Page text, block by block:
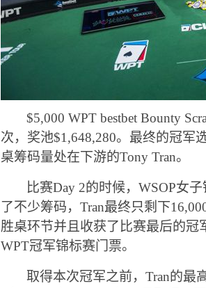
$5,000 WPT bestbet Bounty
次，奖池$1,648,280。最终的冠军
桌筹码量处在下游的Tony Tran。
比赛Day 2的时候，WSOP女
了不少筹码，Tran最终只剩下
胜桌环节并且收获了比赛最后的冠
WPT冠军锦标赛门票。
取得本次冠军之前，Tran的最